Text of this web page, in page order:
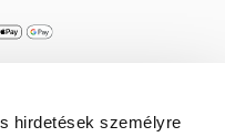
hirdetések személyre